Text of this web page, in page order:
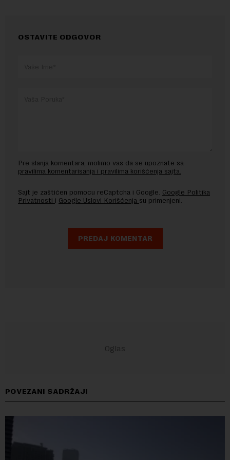
OSTAVITE ODGOVOR
Pre slanja komentara, molimo vas da se upoznate sa
pravilima komentarisanja i pravilima korišćenja sajta.
Sajt je zaštićen pomocu reCaptcha i Google. Google Politika
Privatnosti i Google Uslovi Korišćenja su primenjeni.
POVEZANI SADRŽAJI